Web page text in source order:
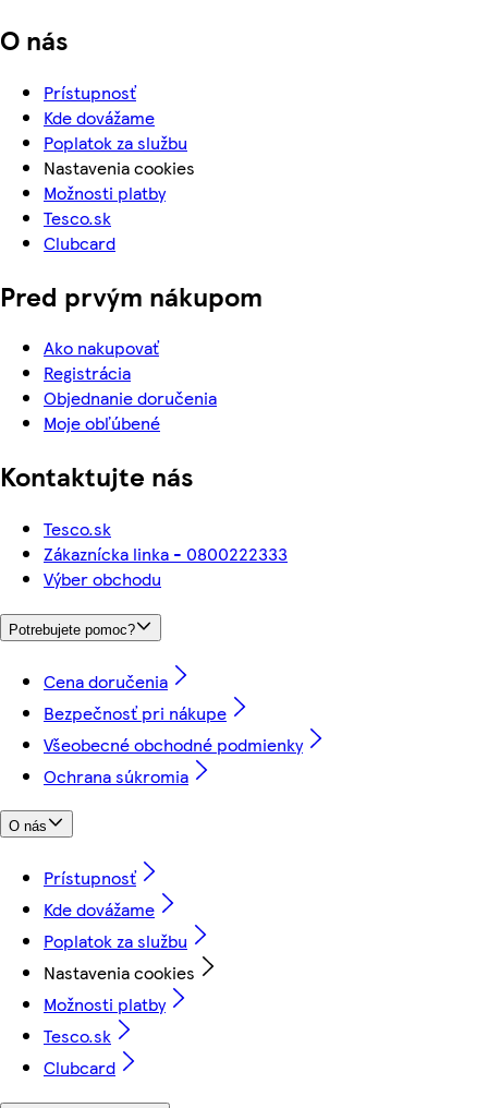
O nás
Prístupnosť
Kde dovážame
Poplatok za službu
Nastavenia cookies
Možnosti platby
Tesco.sk
Clubcard
Pred prvým nákupom
Ako nakupovať
Registrácia
Objednanie doručenia
Moje obľúbené
Kontaktujte nás
Tesco.sk
Zákaznícka linka - 0800222333
Výber obchodu
Potrebujete pomoc?
Cena doručenia
Bezpečnosť pri nákupe
Všeobecné obchodné podmienky
Ochrana súkromia
O nás
Prístupnosť
Kde dovážame
Poplatok za službu
Nastavenia cookies
Možnosti platby
Tesco.sk
Clubcard